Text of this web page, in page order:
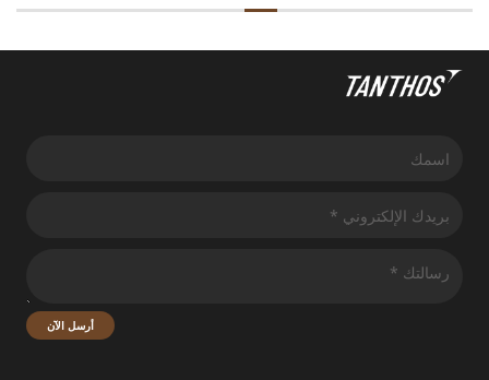
أرسل الآن